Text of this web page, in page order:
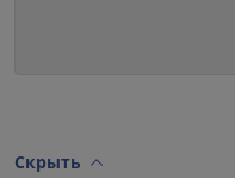
Скрыть